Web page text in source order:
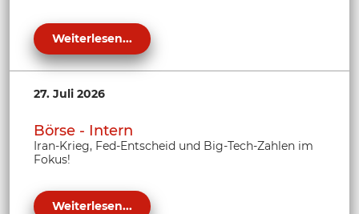
Weiterlesen...
27. Juli 2026
Börse - Intern
Iran-Krieg, Fed-Entscheid und Big-Tech-Zahlen im
Fokus!
Weiterlesen...